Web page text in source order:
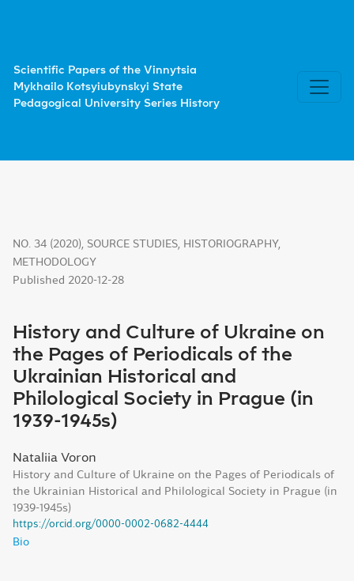
Scientific Papers of the Vinnytsia
Mykhailo Kotsyiubynskyi State
Pedagogical University Series History
NO. 34 (2020)
SOURCE STUDIES, HISTORIOGRAPHY,
METHODOLOGY
History and Culture of Ukraine on
the Pages of Periodicals of the
Ukrainian Historical and
Philological Society in Prague (in
1939-1945s)
Published 2020-12-28
Nataliia Voron
History and Culture of Ukraine on the Pages of Periodicals of
the Ukrainian Historical and Philological Society in Prague (in
1939-1945s)
https://orcid.org/0000-0002-0682-4444
Bio